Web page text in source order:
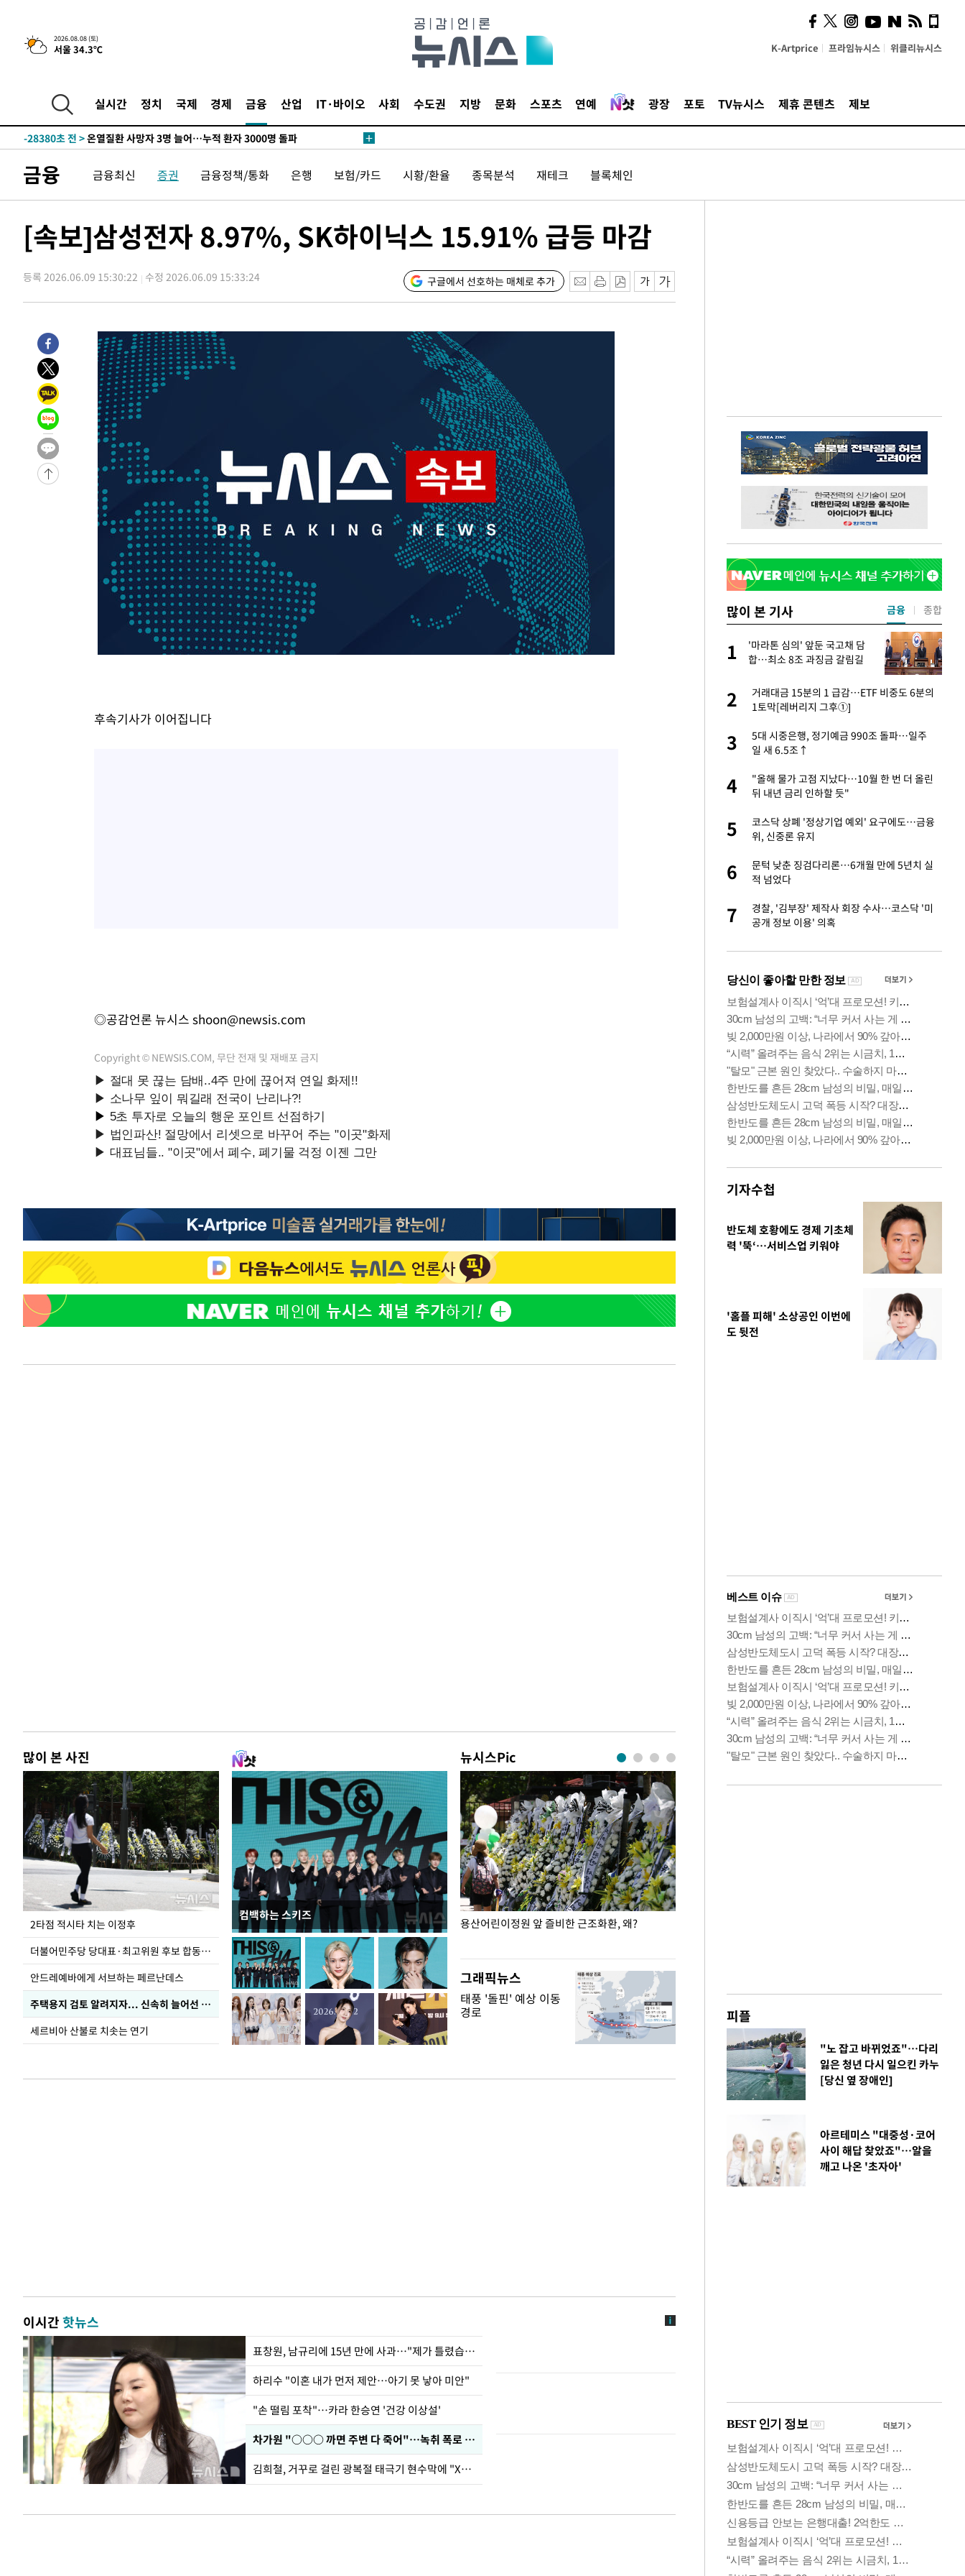
2026.08.08 (토)
서울 34.3℃ K-Artprice 프라임뉴시스 위클리뉴시스
실시간 정치 국제 경제 금융 산업 IT·바이오 사회 수도권 지방 문화 스포츠 연예 광장 포토 TV뉴시스 제휴 콘텐츠 제보
3시간 전 >[속보]뉴욕증시 상승 마감…S&P 0.6% 나스닥 1.3%↑
-30359초 전 >낮 최고 35도 '무더위'…동해안 시간당 30㎜ '강한 비'[내일날씨]
틀레티코 이적"
-29411초 전 >
수도권 40도 육박 '펄펄'…동해안 일부 지역엔 호의주의보
-28380초 전 >
-22325초 전 >강릉에 시간당 81.4㎜ 물폭탄…도로 잠기고 담벼락 붕괴
-16142초 전 >
선재도서 해루질 나섰다 실종 60대, 닷새 만에 숨진 채 발견
-13676초 전 >남자 농구, 나고야 아시안게임서 '홈팀' 일본과 한일전
-9279초 전 >극한폭염 한풀 꺾이지만…'낮 최고 35도' 무더위, 열대야 계속[다음
주 날씨]
-4814초 전 >[속보]'압수수색·성접대 논란' 축구협회 "실망과 걱정 안겨드려 죄
1시간 전 >'최고 37도' 폭염 지속…강원동해안 최대 150㎜ 비
-30359초 전 >
낮 최고 35도 '무더위'…동해안 시간당 30㎜ '강한 비'[내일날씨]
-29629초 전 >
[속보]이강인 "감독님이 원하는 마음 느꼈고, 많은 트로피 원해 아
틀레티코 이적"
-29411초 전 >
수도권 40도 육박 '펄펄'…동해안 일부 지역엔 호의주의보
-28380초 전 >
온열질환 사망자 3명 늘어…누적 환자 3000명 돌파
-22325초 전 >
강릉에 시간당 81.4㎜ 물폭탄…도로 잠기고 담벼락 붕괴
-18432초 전 >
백운산서 80년근 천종산삼 9뿌리 발견…감정가 1.3억원
-16142초 전 >
선재도서 해루질 나섰다 실종 60대, 닷새 만에 숨진 채 발견
-13676초 전 >
남자 농구, 나고야 아시안게임서 '홈팀' 일본과 한일전
여수 오동도 해상서 모터보트 전복…1명 사망·1명 실종
극한폭염 한풀 꺾이지만…'낮 최고 35도' 무더위, 열대야 계속[다음
축구협회 "압수수색·성접대 논란 사과…쇄신의 기회로 삼겠다"
[속보]'압수수색·성접대 논란' 축구협회 "실망과 걱정 안겨드려 죄
'최고 37도' 폭염 지속…강원동해안 최대 150㎜ 비
[속보]뉴욕증시 상승 마감…S&P 0.6% 나스닥 1.3%↑
금융 금융최신 증권 금융정책/통화 은행 보험/카드 시황/환율 종목분석 재테크 블록체인
[속보]삼성전자 8.97%, SK하이닉스 15.91% 급등 마감
등록 2026.06.09 15:30:22 수정 2026.06.09 15:33:24 구글에서 선호하는 매체로 추가
후속기사가 이어집니다
◎공감언론 뉴시스 shoon@newsis.com
Copyright © NEWSIS.COM, 무단 전재 및 재배포 금지
많이 본 사진
2타점 적시타 치는 이정후
더불어민주당 당대표·최고위원 후보 합동연설회
안드레예바에게 서브하는 페르난데스
주택용지 검토 알려지자... 신속히 늘어선 '근조화환'
세르비아 산불로 치솟는 연기
컴백하는 스키즈
뉴시스Pic
사진으로 보는 일주일 용산어린이정원 앞 즐비한 근조화환, 왜?
그래픽뉴스
태풍 '돌핀' 예상 이동
경로
이시간핫뉴스
표창원, 남규리에 15년 만에 사과…"제가 틀렸습니다"
하리수 "이혼 내가 먼저 제안…아기 못 낳아 미안"
"손 떨림 포착"…카라 한승연 '건강 이상설'
차가원 "○○○ 까면 주변 다 죽어"…녹취 폭로 파장
김희철, 거꾸로 걸린 광복절 태극기 현수막에 "X돌았네"
많이 본 기사
1
"창 3개 띄워도 답답함 없
네"…'폴드8 울트라', 일주일
1
'마라톤 심의' 앞둔 국고채 담
합…최소 8조 과징금 갈림길
2
거래대금 15분의 1 급감…ETF 비중도 6분의
1토막[레버리지 그후①]
3
5대 시중은행, 정기예금 990조 돌파…일주
일 새 6.5조↑
4
"올해 물가 고점 지났다…10월 한 번 더 올린
뒤 내년 금리 인하할 듯"
5
코스닥 상폐 '정상기업 예외' 요구에도…금융
위, 신중론 유지
6
문턱 낮춘 징검다리론…6개월 만에 5년치 실
적 넘었다
7
경찰, '김부장' 제작사 회장 수사…코스닥 '미
공개 정보 이용' 의혹
금융 종합
기자수첩
반도체 호황에도 경제 기초체
력 '뚝‘…서비스업 키워야
'홈플 피해' 소상공인 이번에
도 뒷전
피플
"노 잡고 바뀌었죠"…다리
잃은 청년 다시 일으킨 카누
[당신 옆 장애인]
아르테미스 "대중성·코어
사이 해답 찾았죠"…알을
깨고 나온 '초자아'